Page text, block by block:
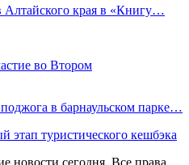
края в «Книгу…
во Втором
в барнаульском парке…
этап туристического кешбэка
новости сегодня. Все права